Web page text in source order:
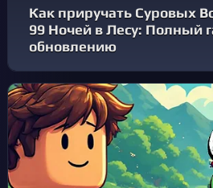
Как приручать Суровых
99 Ночей в Лесу: Полный
обновлению